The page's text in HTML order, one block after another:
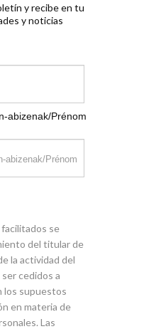
y recibe en tu
y noticias
abizenak/Prénom
se
del titular de
la actividad del
cedidos a
los supuestos
en materia de
Las